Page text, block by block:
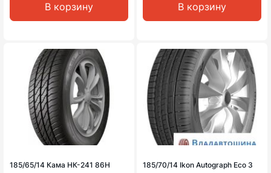
В корзину В корзину
185/65/14 Кама НК-241 86H
185/70/14 Ikon Autograph Eco 3